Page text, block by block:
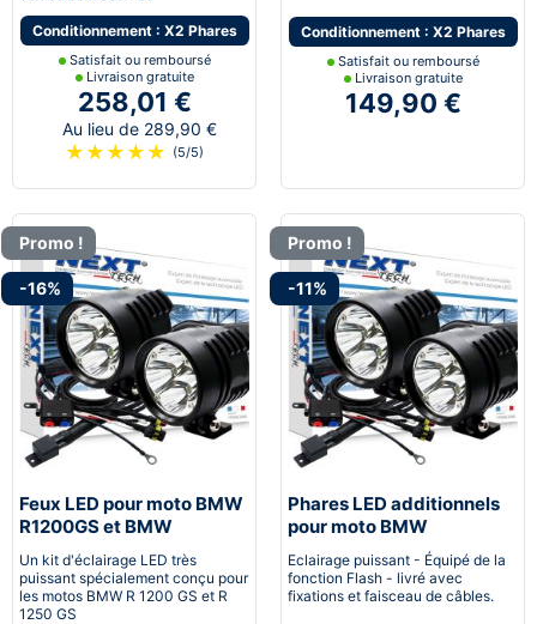
Conditionnement : X2 Phares
Satisfait ou remboursé
Livraison gratuite
258,01 €
Au lieu de 289,90 €
★ ★ ★ ★ ★ (5/5)
Conditionnement : X2 Phares
Satisfait ou remboursé
Livraison gratuite
149,90 €
Promo !
-16%
Feux LED pour moto BMW
R1200GS et BMW
R1250GS avec
stroboscope
Un kit d'éclairage LED très
puissant spécialement conçu pour
les motos BMW R 1200 GS et R
1250 GS
Promo !
-11%
Phares LED additionnels
pour moto BMW
Eclairage puissant - Équipé de la
fonction Flash - livré avec
fixations et faisceau de câbles.